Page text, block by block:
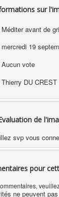
sur
Méditer avant de
mercredi 19
Aucun vote
Thierry DU CREST
de
svp vous
pour
ne peuvent